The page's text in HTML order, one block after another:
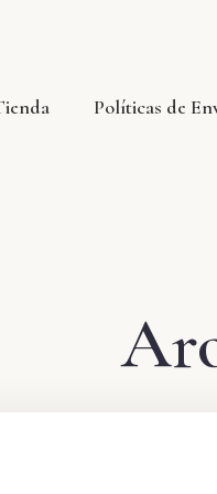
Políticas de